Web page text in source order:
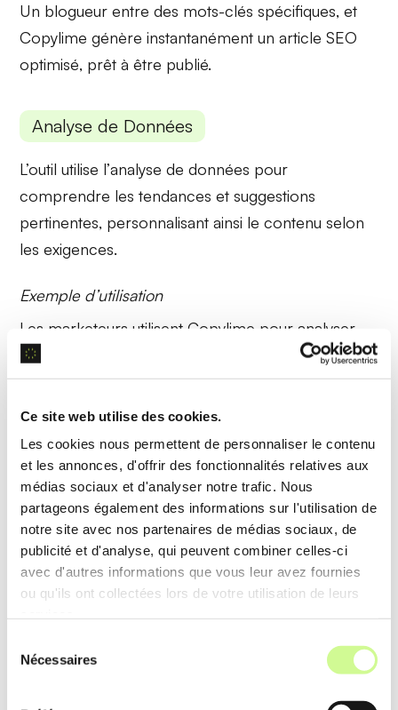
Ce site web utilise des cookies.
Les cookies nous permettent de personnaliser le contenu
et les annonces, d'offrir des fonctionnalités relatives aux
médias sociaux et d'analyser notre trafic. Nous
partageons également des informations sur l'utilisation de
notre site avec nos partenaires de médias sociaux, de
publicité et d'analyse, qui peuvent combiner celles-ci
avec d'autres informations que vous leur avez fournies
ou qu'ils ont collectées lors de votre utilisation de leurs
Nécessaires
Un blogueur entre des mots-clés spécifiques, et
Copylime génère instantanément un articleSEO
optimisé, prêt à être publié.
Analyse de Données
L’outil utilise l’analyse de données pour
comprendre les tendances et suggestions
pertinentes, personnalisant ainsi le contenu selon
les exigences.
Exemple d’utilisation
Les marketeurs utilisent Copylime pour analyser
les performances des campagnes et ajuster leurs
stratégiesen temps réel.
Génération d’Image
Lagénération d’imagepermet de créer des visuels
percutants intégrés aux contenus écrits, améliorant
l’engagement utilisateur.
Exemple d’utilisation
Un entrepreneur utilise Copylime pour ajouter des
et des visuels à sa présentation de
business plan, rendant le tout plus attrayant.